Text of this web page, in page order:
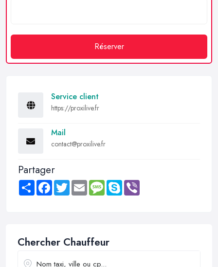
Réserver
Service client
https://proxilive.fr
Mail
contact@proxilive.fr
Partager
Share FacebookTwitter Email MessageSkype
Chercher Chauffeur